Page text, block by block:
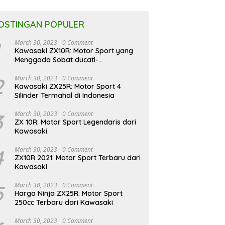
POPULER
March 30, 2023 0 Comment
Kawasaki ZX10R: Motor Sport yang
Menggoda Sobat ducati-
March 30, 2023 0 Comment
Kawasaki ZX25R: Motor Sport 4
Silinder Termahal di Indonesia
March 30, 2023 0 Comment
ZX 10R: Motor Sport Legendaris dari
Kawasaki
March 30, 2023 0 Comment
ZX10R 2021: Motor Sport Terbaru dari
Kawasaki
March 30, 2023 0 Comment
Harga Ninja ZX25R: Motor Sport
250cc Terbaru dari Kawasaki
March 30, 2023 0 Comment